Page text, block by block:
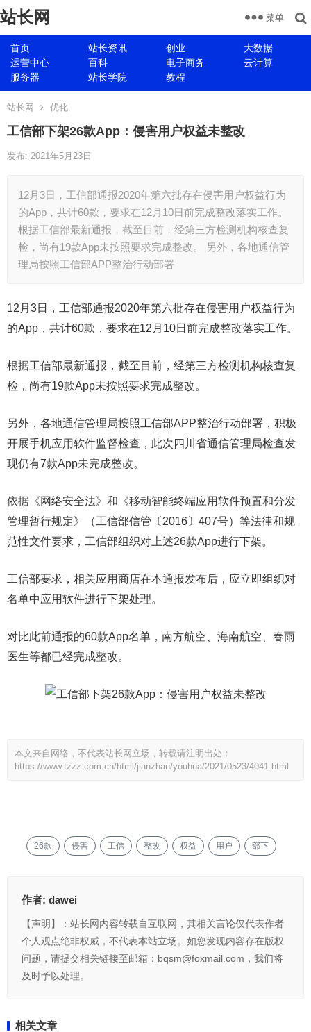
站长网
首页 站长资讯 创业
大数据
运营中心
百科 电子商务
云计算
服务器
站长学院 教程
菜单
站长网 优化
工信部下架26款App：侵害用户权益未整改
发布: 2021年5月23日
12月3日，工信部通报2020年第六批存在侵害用户权益行为
的App，共计60款，要求在12月10日前完成整改落实工作。
根据工信部最新通报，截至目前，经第三方检测机构核查复
检，尚有19款App未按照要求完成整改。 另外，各地通信管
理局按照工信部APP整治行动部署
12月3日，工信部通报2020年第六批存在侵害用户权益行为
的App，共计60款，要求在12月10日前完成整改落实工作。
根据工信部最新通报，截至目前，经第三方检测机构核查复
检，尚有19款App未按照要求完成整改。
另外，各地通信管理局按照工信部APP整治行动部署，积极
开展手机应用软件监督检查，此次四川省通信管理局检查发
现仍有7款App未完成整改。
依据《网络安全法》和《移动智能终端应用软件预置和分发
管理暂行规定》（工信部信管〔2016〕407号）等法律和规
范性文件要求，工信部组织对上述26款App进行下架。
工信部要求，相关应用商店在本通报发布后，应立即组织对
名单中应用软件进行下架处理。
对比此前通报的60款App名单，南方航空、海南航空、春雨
医生等都已经完成整改。
本文来自网络，不代表站长网立场，转载请注明出处：
https://www.tzzz.com.cn/html/jianzhan/youhua/2021/0523/4041.html
26款 侵害 工信 整改 权益 用户 部下
作者: dawei
【声明】：站长网内容转载自互联网，其相关言论仅代表作者
个人观点绝非权威，不代表本站立场。如您发现内容存在版权
问题，请提交相关链接至邮箱：bqsm@foxmail.com，我们将
及时予以处理。
相关文章